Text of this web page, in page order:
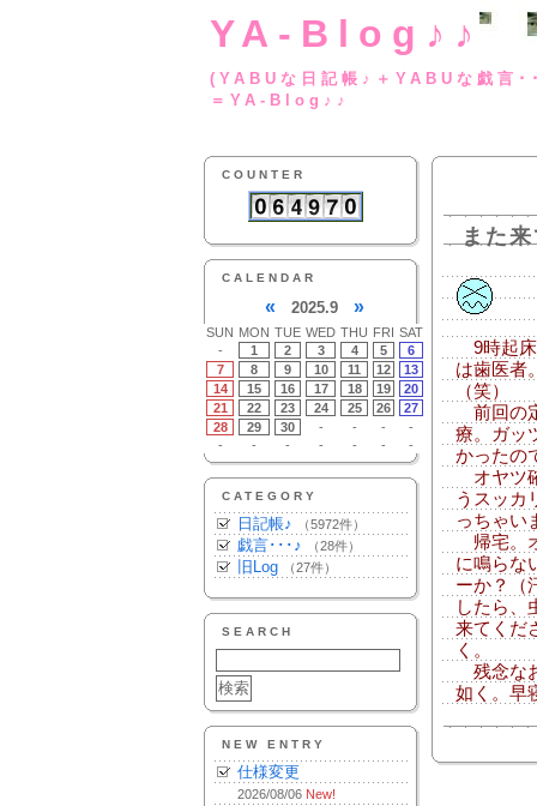
YA-Blog♪♪
(YABUな日記帳♪
＝YA-Blog♪♪
COUNTER
CALENDAR
« 2025.9 »
SUN MON TUE WED THU FRI SAT
-
1 2 3 4 5
6
7
8 9 10 11 12
13
14
15 16 17 18 19
20
21
22 23 24 25 26
27
28
29 30 - - -
-
-
- - - - - -
CATEGORY
日記帳♪ （5972件）
戯言･･･♪ （28件）
旧Log （27件）
SEARCH
NEW ENTRY
仕様変更
2026/08/06 New!
また
9時起床
は歯医者
（笑）
前回の
療。ガッ
かったの
オヤツ
うスッカ
っちゃい
帰宅。
に鳴らな
ーか？（
したら、
来てくだ
く。
残念な
如く。早